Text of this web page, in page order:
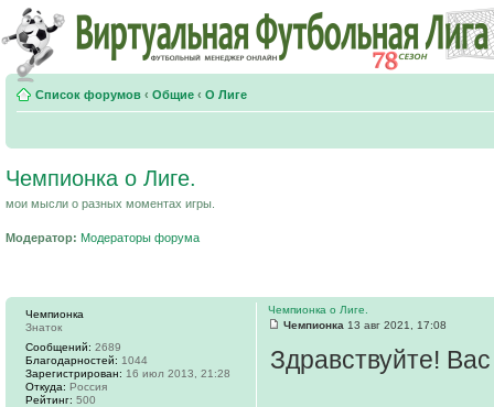
Список форумов ‹ Общие ‹ О Лиге
Чемпионка о Лиге.
мои мысли о разных моментах игры.
Модератор: Модераторы форума
Чемпионка о Лиге.
Чемпионка 13 авг 2021, 17:08
Здравствуйте!
Чемпионка
Знаток
Сообщений: 2689
Благодарностей: 1044
Зарегистрирован: 16 июл 2013, 21:28
Откуда: Россия
Рейтинг: 500